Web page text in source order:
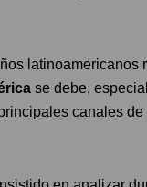
latinoamericanos
se debe,
canales de